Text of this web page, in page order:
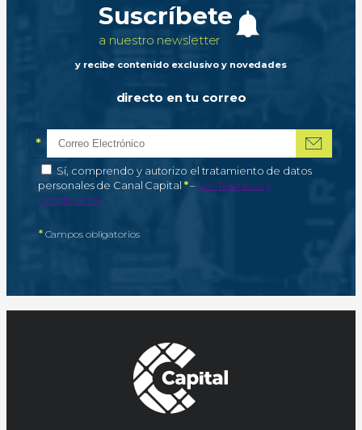
Suscríbete
a nuestro newsletter
y recibe contenido exclusivo y novedades
directo en tu correo
Correo electrónico
*Campo obligatorio
Autorización de tratamiento de datos personales
Sí, comprendo y autorizo el tratamiento de datos
personales de Canal Capital *–Campo obligatorio
Ver Términos y
condiciones
*Campos obligatorios